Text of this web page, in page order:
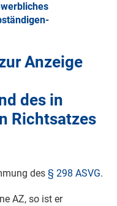
Anzeige
des in
Richtsatzes
des § 298 ASVG.
AZ, so ist er